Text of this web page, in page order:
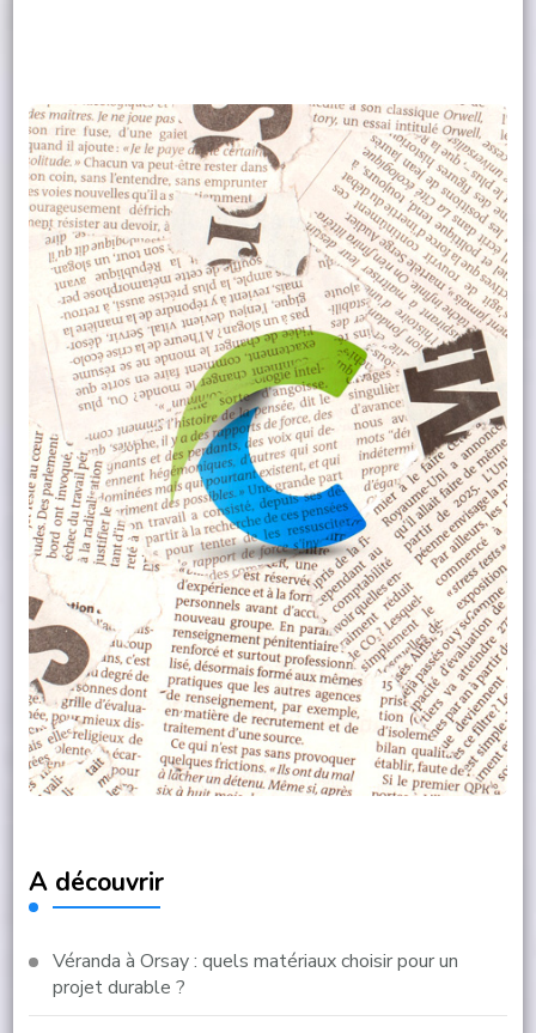
A découvrir
Véranda à Orsay : quels matériaux choisir pour un
projet durable ?